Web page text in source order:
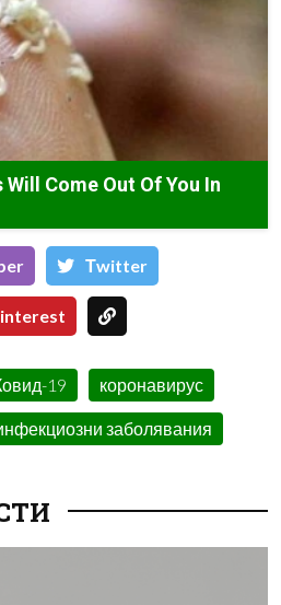
Come Out Of You In
Тwitter
19 коронавирус
заболявания